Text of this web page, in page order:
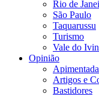
Rio de
São Paulo
Taquarussu
Turismo
Vale do
Opinião
Artigos e
Bastidores